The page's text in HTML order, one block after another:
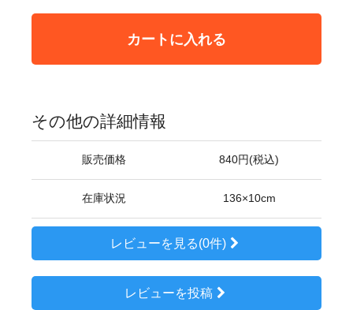
カートに入れる
その他の詳細情報
販売価格 840円(税込)
在庫状況 136×10cm
レビューを見る(0件)
レビューを投稿